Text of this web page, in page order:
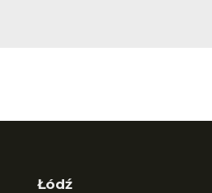
Łódź